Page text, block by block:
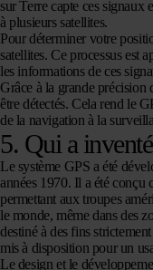
sur Terre capte ces signaux
à plusieurs satellites.
Pour déterminer votre
satellites. Ce processus est
les informations de ces
Grâce à la grande précision
être détectés. Cela rend le
de la navigation à la
5. Qui a
Le système GPS a été
années 1970. Il a été
permettant aux troupes
le monde, même dans des
destiné à des fins
mis à disposition pour un
Le design et le